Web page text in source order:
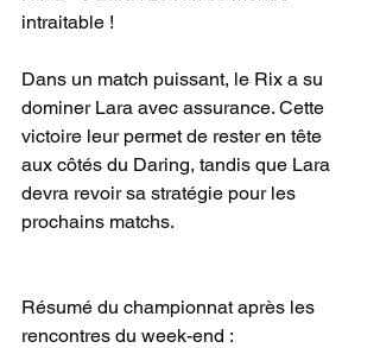
intraitable !
Dans un match puissant, le Rix a su
dominer Lara avec assurance. Cette
victoire leur permet de rester en tête
aux côtés du Daring, tandis que Lara
devra revoir sa stratégie pour les
prochains matchs.
Résumé du championnat après les
rencontres du week-end :